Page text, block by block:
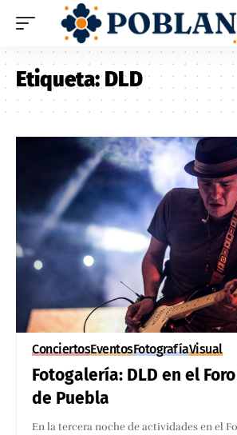
Etiqueta:DLD
ConciertosEventosFotografíaVisual
Fotogalería: DLD en el
de Puebla
En la tercera noche de actividades en el